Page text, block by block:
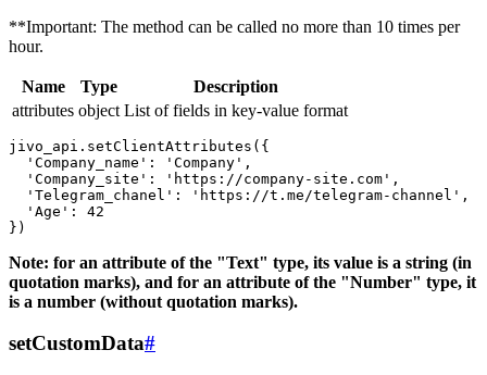
**Important: The method can be called no more than 10 times per
hour.
Name Type
Description
attributes object List of fields in key-value format
jivo_api.setClientAttributes({
  'Company_name': 'Company',
  'Company_site': 'https://company-site.com',
  'Telegram_chanel': 'https://t.me/telegram-channel',
  'Age': 42
Note: for an attribute of the "Text" type, its value is a string (in
quotation marks), and for an attribute of the "Number" type, it
is a number (without quotation marks).
setCustomData#